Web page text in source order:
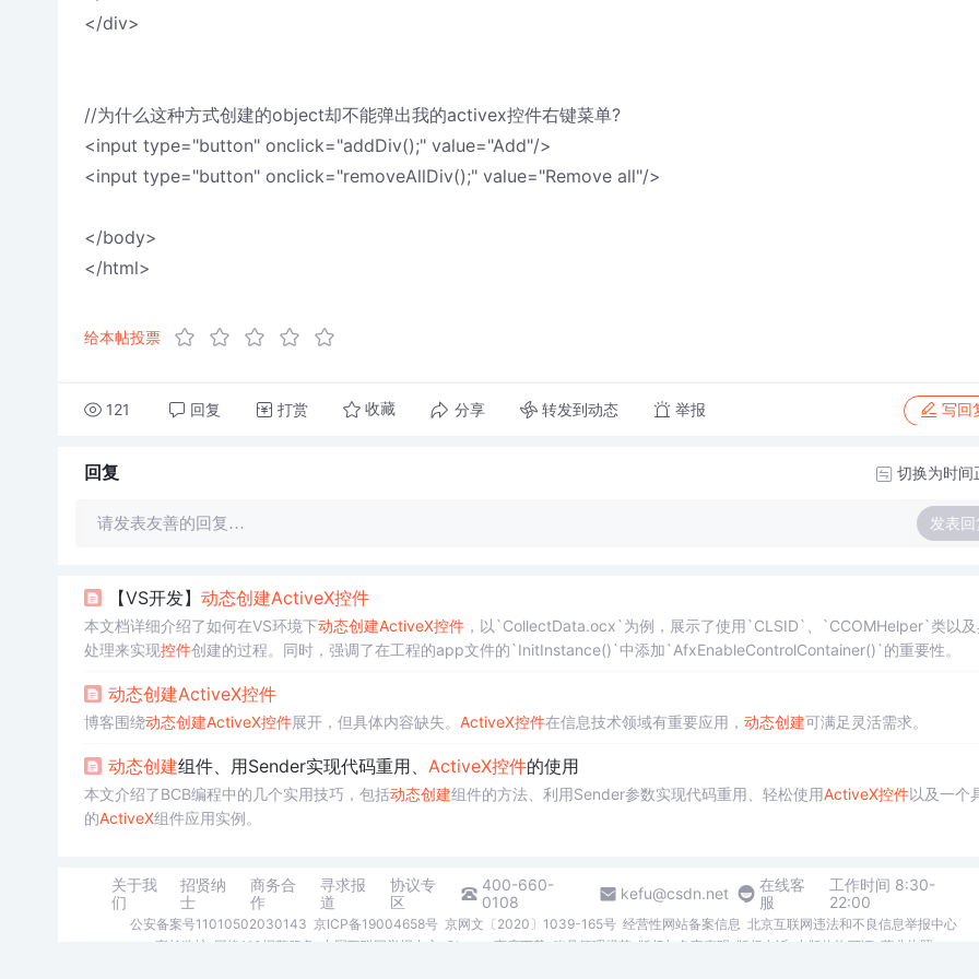
</div>
//为什么这种方式创建的object却不能弹出我的activex控件右键菜单?
<input type="button" onclick="addDiv();" value="Add"/>
<input type="button" onclick="removeAllDiv();" value="Remove all"/>
</body>
</html>
给本帖投票
121 回复 打赏 收藏 分享 转发到动态 举报 写回
回复 切换为时间
请发表友善的回复… 发表回
【VS开发】 动态创建ActiveX控件
本文档详细介绍了如何在VS环境下动态创建ActiveX控件，以`CollectData.ocx`为例，展示了使用`CLSID`、`CCOMHelper`类以及
处理来实现控件创建的过程。同时，强调了在工程的app文件的`InitInstance()`中添加`AfxEnableControlContainer()`的重要性。
动态创建ActiveX控件
博客围绕动态创建ActiveX控件展开，但具体内容缺失。 ActiveX控件在信息技术领域有重要应用， 动态创建可满足灵活需求。
动态创建组件、用Sender实现代码重用、 ActiveX控件的使用
本文介绍了BCB编程中的几个实用技巧，包括动态创建组件的方法、利用Sender参数实现代码重用、轻松使用ActiveX控件以及一个
的ActiveX组件应用实例。
关于我
们
招贤纳
士
商务合
作
寻求报
道
协议专
区
400-660-
0108
kefu@csdn.net
在线客
服
工作时间 8:30-
22:00
公安备案号11010502030143 京ICP备19004658号 京网文〔2020〕1039-165号 经营性网站备案信息 北京互联网违法和不良信息举报中心
家长监护
网络110报警服务 中国互联网举报中心 Chrome商店下载 账号管理规范 版权与免责声明 版权申诉 出版物许可证 营业执照